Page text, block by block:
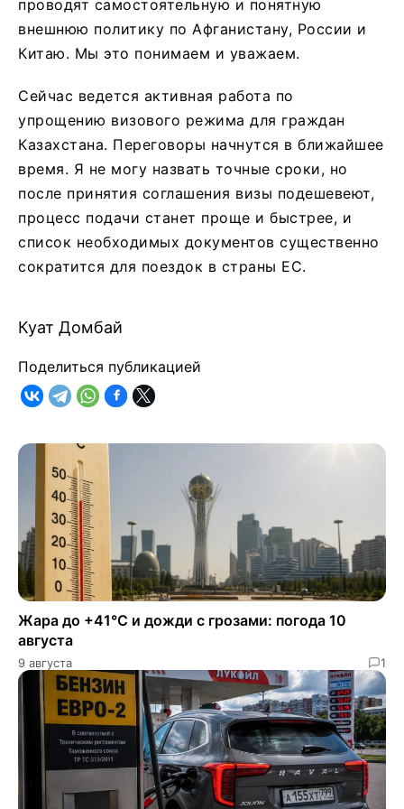
проводят самостоятельную и понятную
внешнюю политику по Афганистану, России и
Китаю. Мы это понимаем и уважаем.
Сейчас ведется активная работа по
упрощению визового режима для граждан
Казахстана. Переговоры начнутся в ближайшее
время. Я не могу назвать точные сроки, но
после принятия соглашения визы подешевеют,
процесс подачи станет проще и быстрее, и
список необходимых документов существенно
сократится для поездок в страны ЕС.
Куат Домбай
Поделиться публикацией
Жара до +41°C и дожди с грозами: погода 10
августа
9 августа 1